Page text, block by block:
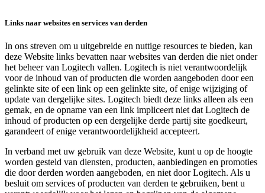
Links naar websites en services van derden
In ons streven om u uitgebreide en nuttige resources te bieden, kan
deze Website links bevatten naar websites van derden die niet onder
het beheer van Logitech vallen. Logitech is niet verantwoordelijk
voor de inhoud van of producten die worden aangeboden door een
gelinkte site of een link op een gelinkte site, of enige wijziging of
update van dergelijke sites. Logitech biedt deze links alleen als een
gemak, en de opname van een link impliceert niet dat Logitech de
inhoud of producten op een dergelijke derde partij site goedkeurt,
garandeert of enige verantwoordelijkheid accepteert.
In verband met uw gebruik van deze Website, kunt u op de hoogte
worden gesteld van diensten, producten, aanbiedingen en promoties
die door derden worden aangeboden, en niet door Logitech. Als u
besluit om services of producten van derden te gebruiken, bent u